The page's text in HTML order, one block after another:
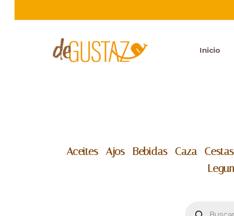
contenido
Inicio
Aceites - Ajos - Bebidas - Caza - Cestas